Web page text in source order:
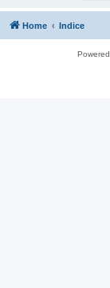
Home Indice